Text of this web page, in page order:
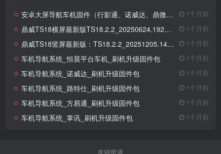
安卓大屏导航车机固件（行影通、诺威达、鼎微方案、掌讯方案、方易通、腾实） 1个月前
鼎威TS18横屏最新版TS18.2.2_20250624.192214_WINDOW-AUTOUI 1个月前
鼎威TS18竖屏最新版：TS18.2.2_20251205.145115_WINDOW-AUTOUI-V2 1个月前
车机导航系统_恒晨平台车机_刷机升级固件包 1个月前
车机导航系统_诺威达_刷机升级固件包 1个月前
车机导航系统_路特仕_刷机升级固件包 1个月前
车机导航系统_方易通_刷机升级固件包 1个月前
车机导航系统_掌讯_刷机升级固件包 1个月前
友链申请